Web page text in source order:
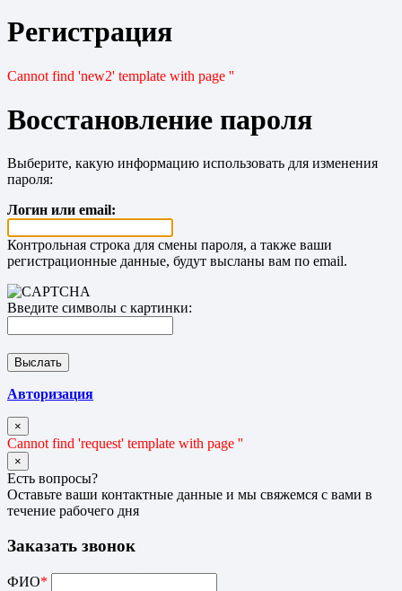
Регистрация
Cannot find 'new2' template with page ''
Восстановление пароля
Выберите, какую информацию использовать для изменения
пароля:
Логин или email:
Контрольная строка для смены пароля, а также ваши
регистрационные данные, будут высланы вам по email.
Введите символы с картинки:
Авторизация
×
Cannot find 'request' template with page ''
×
Есть вопросы?
Оставьте ваши контактные данные и мы свяжемся с вами в
течение рабочего дня
Заказать звонок
ФИО*